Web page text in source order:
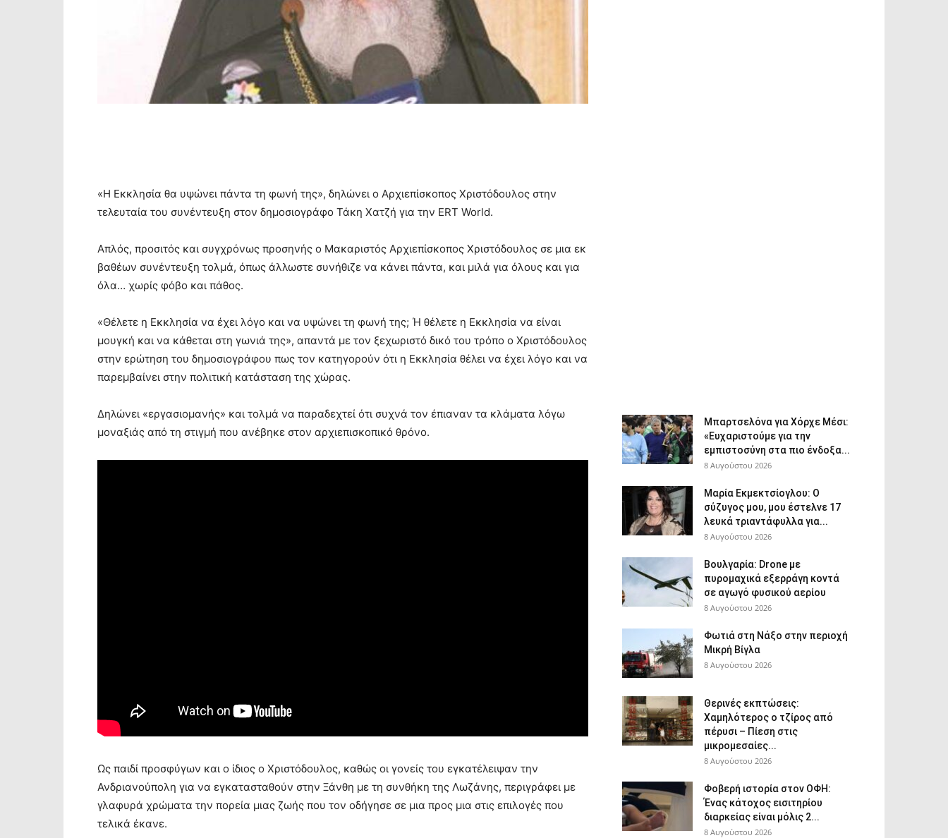
«Η Εκκλησία θα υψώνει πάντα τη φωνή της», δηλώνει ο Αρχιεπίσκοπος Χριστόδουλος στην
τελευταία του συνέντευξη στον δημοσιογράφο Τάκη Χατζή για την ERT World.
Απλός, προσιτός και συγχρόνως προσηνής ο Μακαριστός Αρχιεπίσκοπος Χριστόδουλος σε μια εκ
βαθέων συνέντευξη τολμά, όπως άλλωστε συνήθιζε να κάνει πάντα, και μιλά για όλους και για
όλα… χωρίς φόβο και πάθος.
«Θέλετε η Εκκλησία να έχει λόγο και να υψώνει τη φωνή της; Ή θέλετε η Εκκλησία να είναι
μουγκή και να κάθεται στη γωνιά της», απαντά με τον ξεχωριστό δικό του τρόπο ο Χριστόδουλος
στην ερώτηση του δημοσιογράφου πως τον κατηγορούν ότι η Εκκλησία θέλει να έχει λόγο και να
παρεμβαίνει στην πολιτική κατάσταση της χώρας.
Δηλώνει «εργασιομανής» και τολμά να παραδεχτεί ότι συχνά τον έπιαναν τα κλάματα λόγω
μοναξιάς από τη στιγμή που ανέβηκε στον αρχιεπισκοπικό θρόνο.
Ως παιδί προσφύγων και ο ίδιος ο Χριστόδουλος, καθώς οι γονείς του εγκατέλειψαν την
Ανδριανούπολη για να εγκατασταθούν στην Ξάνθη με τη συνθήκη της Λωζάνης, περιγράφει με
γλαφυρά χρώματα την πορεία μιας ζωής που τον οδήγησε σε μια προς μια στις επιλογές που
τελικά έκανε.
Μπαρτσελόνα για Χόρχε Μέσι:
«Ευχαριστούμε για την
εμπιστοσύνη στα πιο ένδοξα...
8 Αυγούστου 2026
Μαρία Εκμεκτσίογλου: O
σύζυγος μου, μου έστελνε 17
λευκά τριαντάφυλλα για...
8 Αυγούστου 2026
Βουλγαρία: Drone με
πυρομαχικά εξερράγη κοντά
σε αγωγό φυσικού αερίου
8 Αυγούστου 2026
Φωτιά στη Νάξο στην περιοχή
Μικρή Βίγλα
8 Αυγούστου 2026
Θερινές εκπτώσεις:
Χαμηλότερος ο τζίρος από
πέρυσι – Πίεση στις
μικρομεσαίες...
8 Αυγούστου 2026
Φοβερή ιστορία στον ΟΦΗ:
Ένας κάτοχος εισιτηρίου
διαρκείας είναι μόλις 2...
8 Αυγούστου 2026